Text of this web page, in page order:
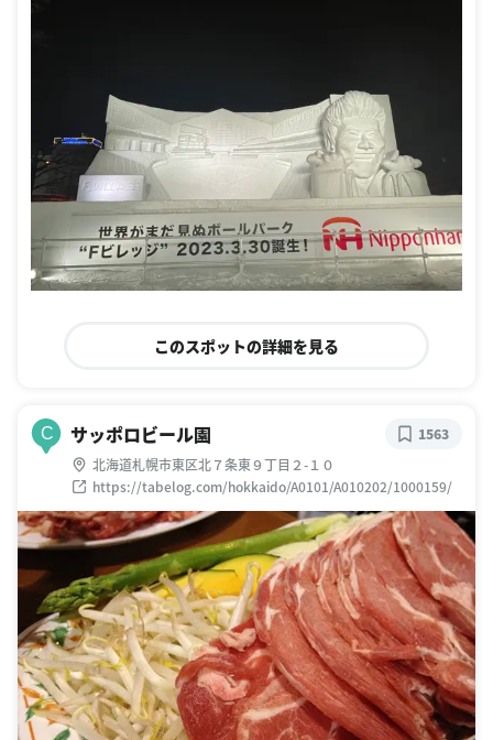
このスポットの詳細を見る
C サッポロビール園
北海道札幌市東区北７条東９丁目２-１０
https://tabelog.com/hokkaido/A0101/A010202/1000159/
1563